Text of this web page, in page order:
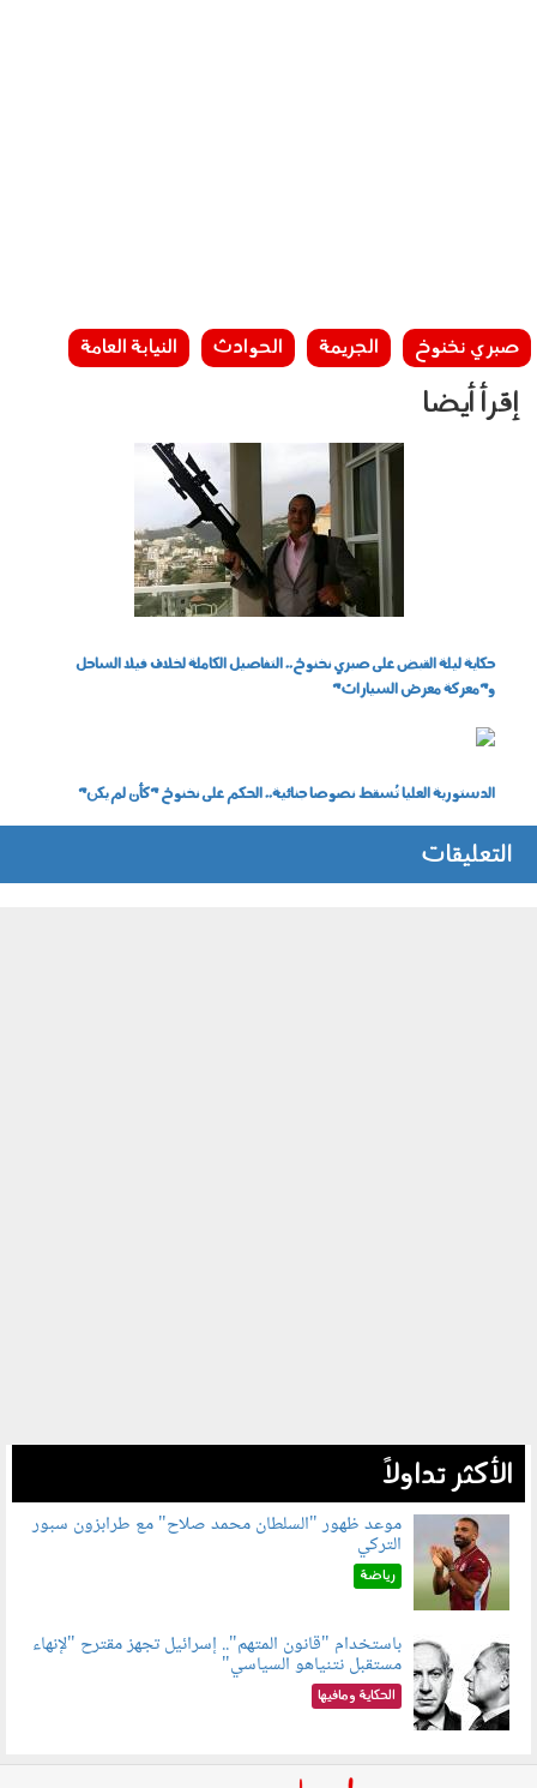
صبري نخنوخ الجريمة الحوادث النيابة العامة
إقرأ أيضا
حكاية ليلة القبض على صبري نخنوخ.. التفاصيل الكاملة لخلاف فيلا الساحل
و"معركة معرض السيارات"
الدستورية العليا تُسقط نصوصا جنائية.. الحكم على نخنوخ "كأن لم يكن"
التعليقات
الأكثر تداولاً
090802.jpg
موعد ظهور "السلطان محمد صلاح" مع طرابزون سبور
التركي
رياضة
090801.jpg
باستخدام "قانون المتهم".. إسرائيل تجهز مقترح "لإنهاء
مستقبل نتنياهو السياسي"
الحكاية ومافيها